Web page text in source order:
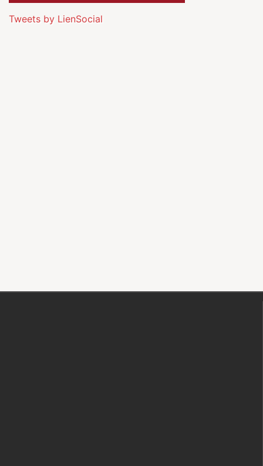
Tweets by LienSocial